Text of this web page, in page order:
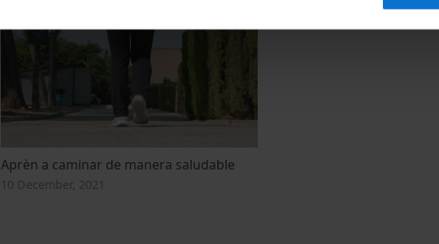
Aprèn a caminar de manera saludable
10 December, 2021